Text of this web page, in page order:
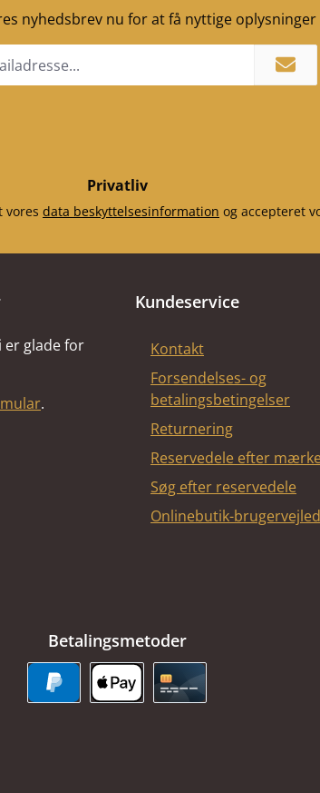
nyhedsbrev nu for at få nyttige oplysninger
Privatliv
data beskyttelsesinformation og accepteret
er glade for
.
Kundeservice
Kontakt
Forsendelses- og
betalingsbetingelser
Returnering
Reservedele efter
Søg efter reservedele
Onlinebutik-
Betalingsmetoder